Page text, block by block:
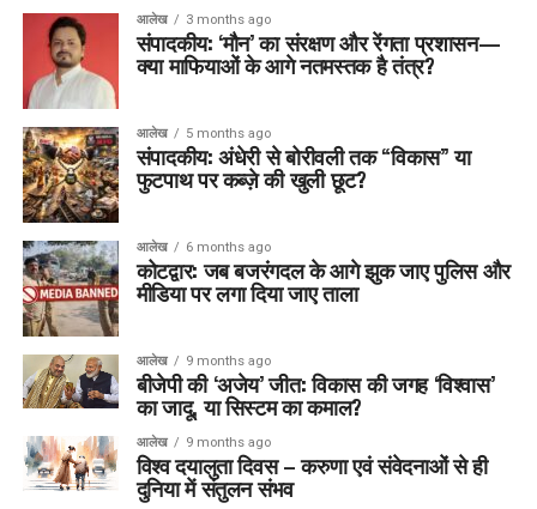
आलेख 3 months ago
संपादकीय: ‘मौन’ का संरक्षण और रेंगता प्रशासन—
क्या माफियाओं के आगे नतमस्तक है तंत्र?
आलेख 5 months ago
संपादकीय: अंधेरी से बोरीवली तक “विकास” या
फुटपाथ पर कब्ज़े की खुली छूट?
आलेख 6 months ago
कोटद्वार: जब बजरंगदल के आगे झुक जाए पुलिस और
मीडिया पर लगा दिया जाए ताला
आलेख 9 months ago
बीजेपी की ‘अजेय’ जीत: विकास की जगह ‘विश्वास’
का जादू, या सिस्टम का कमाल?
आलेख 9 months ago
विश्व दयालुता दिवस – करुणा एवं संवेदनाओं से ही
दुनिया में संतुलन संभव